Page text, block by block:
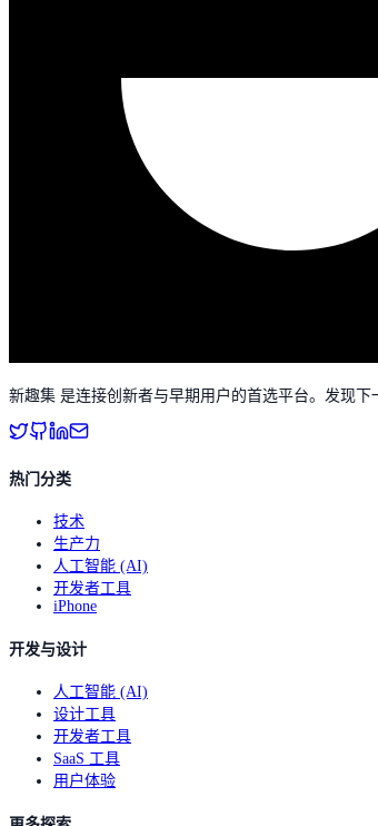
新趣集 是连接创新者与早期用户的首选平台。发现
热门分类
技术
生产力
人工智能 (AI)
开发者工具
iPhone
开发与设计
人工智能 (AI)
设计工具
开发者工具
SaaS 工具
用户体验